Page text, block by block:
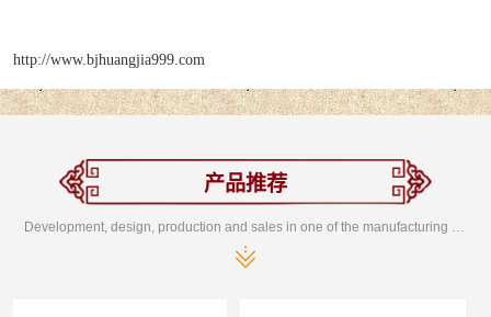
http://www.bjhuangjia999.com
产品推荐